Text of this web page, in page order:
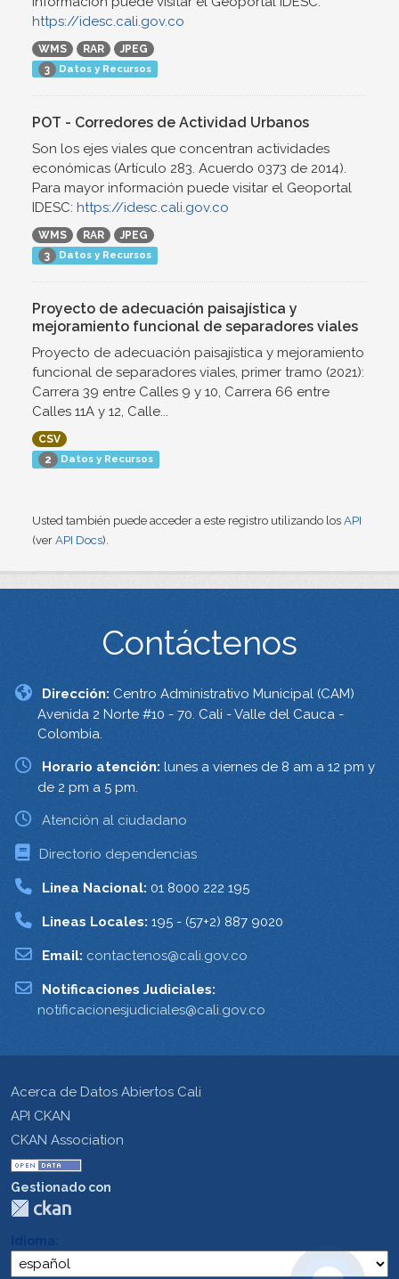
https://idesc.cali.gov.co
WMS RAR
JPEG
3 Datos y Recursos
POT - Corredores de Actividad Urbanos
Son los ejes viales que concentran actividades
económicas (Artículo 283. Acuerdo 0373 de 2014).
Para mayor información puede visitar el Geoportal
IDESC: https://idesc.cali.gov.co
WMS RAR
JPEG
3 Datos y Recursos
Proyecto de adecuación paisajística y
mejoramiento funcional de separadores viales
Proyecto de adecuación paisajística y mejoramiento
funcional de separadores viales, primer tramo (2021):
Carrera 39 entre Calles 9 y 10, Carrera 66 entre
Calles 11A y 12, Calle...
CSV
2 Datos y Recursos
Usted también puede acceder a este registro utilizando los API
(ver API Docs).
Contáctenos
Dirección: Centro Administrativo Municipal (CAM)
Avenida 2 Norte #10 - 70. Cali - Valle del Cauca -
Colombia.
Horario atención: lunes a viernes de 8 am a 12 pm y
de 2 pm a 5 pm.
Atención al ciudadano
Directorio dependencias
Linea Nacional: 01 8000 222 195
Lineas Locales: 195 - (57+2) 887 9020
Email: contactenos@cali.gov.co
Notificaciones Judiciales:
notificacionesjudiciales@cali.gov.co
Acerca de Datos Abiertos Cali
API CKAN
CKAN Association
Gestionado con